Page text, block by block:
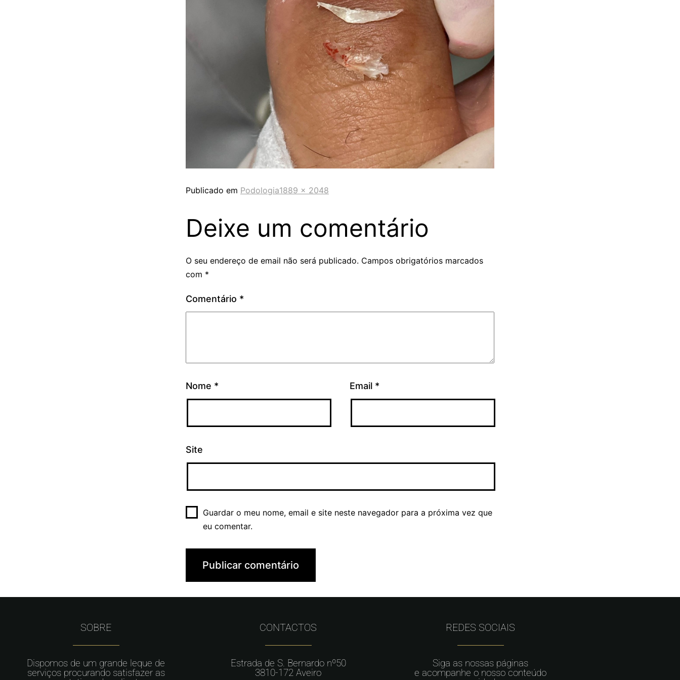
Publicado em Podologia1889 × 2048
Deixe um comentário
O seu endereço de email não será publicado. Campos obrigatórios marcados
com *
Comentário *
Nome * Email *
Site
Guardar o meu nome, email e site neste navegador para a próxima vez que
eu comentar.
SOBRE
Dispomos de um grande leque de
serviços procurando satisfazer as
CONTACTOS
Estrada de S. Bernardo nº50
3810-172 Aveiro
REDES SOCIAIS
Siga as nossas páginas
e acompanhe o nosso conteúdo